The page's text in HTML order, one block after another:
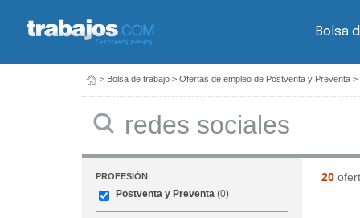
Bolsa
> Bolsa de trabajo > Ofertas de empleo de Postventa y Preventa >
PROFESIÓN
Postventa y Preventa (0)
20